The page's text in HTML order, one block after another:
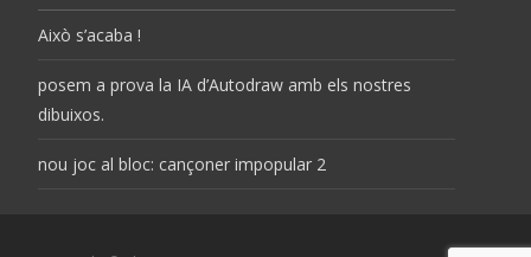
Això s’acaba !
posem a prova la IA d’Autodraw amb els nostres
dibuixos.
nou joc al bloc: cançoner impopular 2